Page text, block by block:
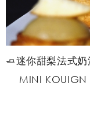
🧈迷你甜梨法式奶
MINI KOUIGN